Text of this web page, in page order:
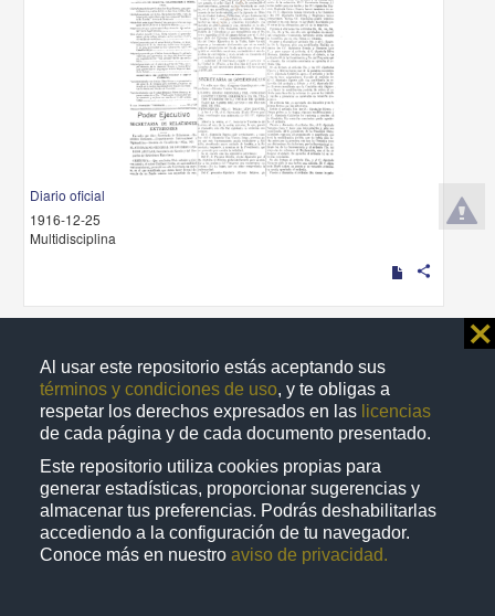
Al usar este repositorio estás aceptando sus
términos y condiciones de uso, y te obligas a
respetar los derechos expresados en las licencias
de cada página y de cada documento presentado.
Este repositorio utiliza cookies propias para
generar estadísticas, proporcionar sugerencias y
almacenar tus preferencias. Podrás deshabilitarlas
accediendo a la configuración de tu navegador.
Conoce más en nuestro aviso de privacidad.
⨯
Diario oficial
1916-12-25
Multidisciplina
share
Publicación periódica